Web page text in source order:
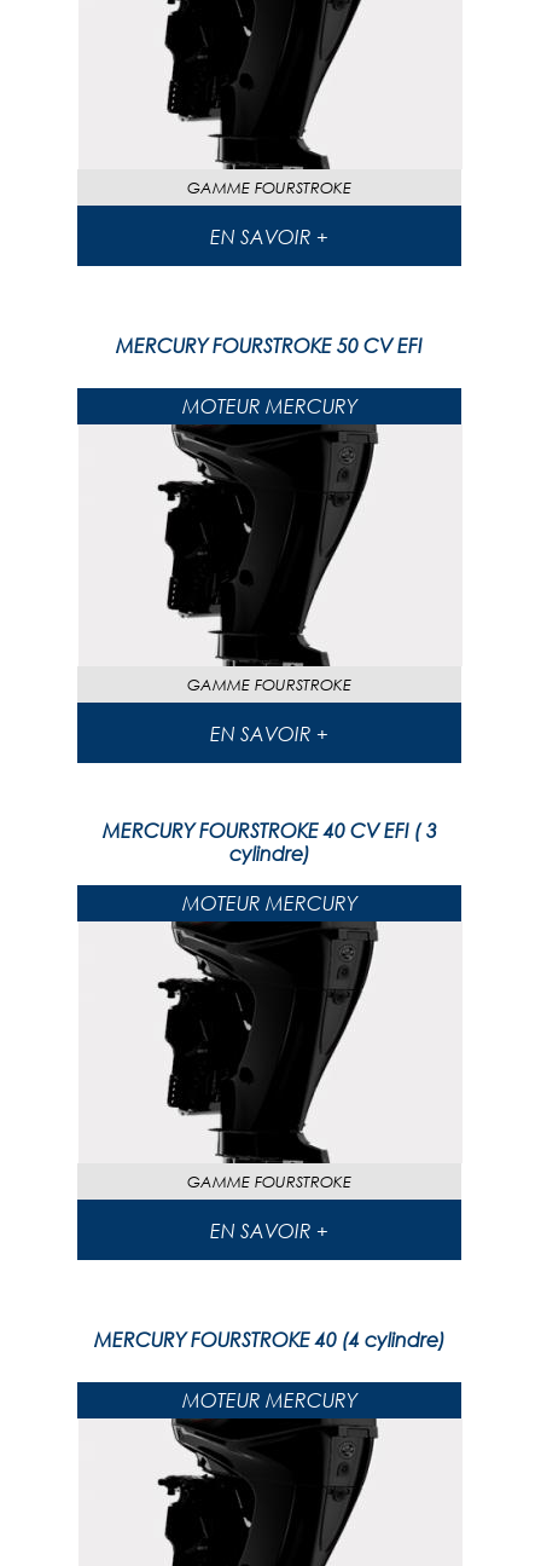
GAMME FOURSTROKE
EN SAVOIR +
MERCURY FOURSTROKE 50 CV EFI
MOTEUR MERCURY
GAMME FOURSTROKE
EN SAVOIR +
MERCURY FOURSTROKE 40 CV EFI ( 3
cylindre)
MOTEUR MERCURY
GAMME FOURSTROKE
EN SAVOIR +
MERCURY FOURSTROKE 40 (4 cylindre)
MOTEUR MERCURY